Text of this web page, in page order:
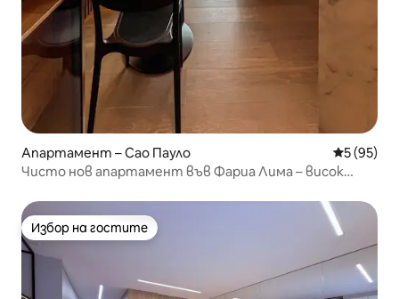
Апартамент – Сао Пауло Средна
5 (95)
Чисто нов апартамент във Фариа Лима – висок
Избор на гостите
Избор на гостите